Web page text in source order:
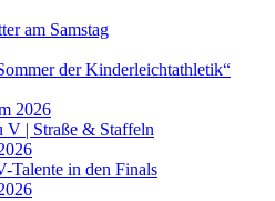
am Samstag
der Kinderleichtathletik“
2026
V | Straße & Staffeln
Talente in den Finals